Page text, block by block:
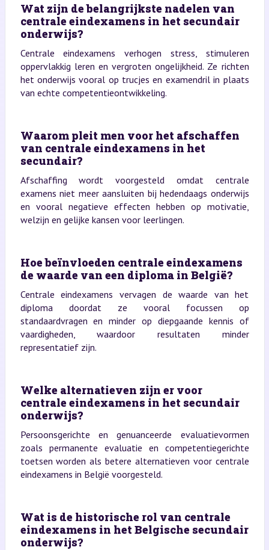
Wat zijn de belangrijkste nadelen van
centrale eindexamens in het secundair
onderwijs?
Centrale eindexamens verhogen stress, stimuleren
oppervlakkig leren en vergroten ongelijkheid. Ze richten
het onderwijs vooral op trucjes en examendril in plaats
van echte competentieontwikkeling.
Waarom pleit men voor het afschaffen
van centrale eindexamens in het
secundair?
Afschaffing wordt voorgesteld omdat centrale
examens niet meer aansluiten bij hedendaags onderwijs
en vooral negatieve effecten hebben op motivatie,
welzijn en gelijke kansen voor leerlingen.
Hoe beïnvloeden centrale eindexamens
de waarde van een diploma in België?
Centrale eindexamens vervagen de waarde van het
diploma doordat ze vooral focussen op
standaardvragen en minder op diepgaande kennis of
vaardigheden, waardoor resultaten minder
representatief zijn.
Welke alternatieven zijn er voor
centrale eindexamens in het secundair
onderwijs?
Persoonsgerichte en genuanceerde evaluatievormen
zoals permanente evaluatie en competentiegerichte
toetsen worden als betere alternatieven voor centrale
eindexamens in België voorgesteld.
Wat is de historische rol van centrale
eindexamens in het Belgische secundair
onderwijs?